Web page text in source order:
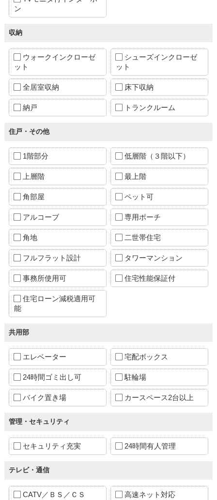
ン
収納
ウォークインクローゼ
ット
シューズインクローゼ
ット
全居室収納 床下収納
納戸 トランクルーム
住戸・その他
1階部分 低層階（３階以下）
上層階 最上階
角部屋 ペット可
アルコーブ 専用ポーチ
角地 二世帯住宅
フルフラット設計 タワーマンション
事務所使用可 住宅性能保証付
住宅ローン減税適用可
能
共用部
エレベーター 宅配ボックス
24時間ゴミ出し可 駐輪場
バイク置き場 カースペース2台以上
管理・セキュリティ
セキュリティ充実 24時間有人管理
テレビ・通信
CATV／ＢＳ／ＣＳ 高速ネット対応